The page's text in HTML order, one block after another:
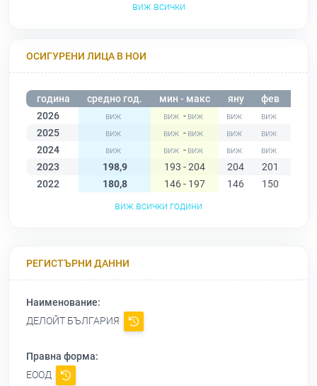
виж всички
ОСИГУРЕНИ ЛИЦА В НОИ
година средно год. мин - макс яну фев
2026
-
2025
-
2024
-
2023
198,9 193 - 204 204 201
2022
180,8 146 - 197 146 150
виж всички години
РЕГИСТЪРНИ ДАННИ
Наименование:
ДЕЛОЙТ БЪЛГАРИЯ
Правна форма:
ЕООД